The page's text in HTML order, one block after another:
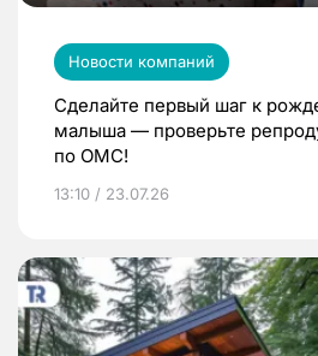
Новости компаний
Сделайте первый шаг к
малыша — проверьте
по ОМС!
13:10 / 23.07.26